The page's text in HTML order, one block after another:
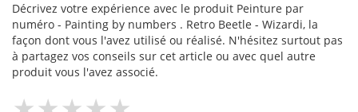
Décrivez votre expérience avec le produit Peinture par
numéro - Painting by numbers . Retro Beetle - Wizardi, la
façon dont vous l'avez utilisé ou réalisé. N'hésitez surtout pas
à partagez vos conseils sur cet article ou avec quel autre
produit vous l'avez associé.